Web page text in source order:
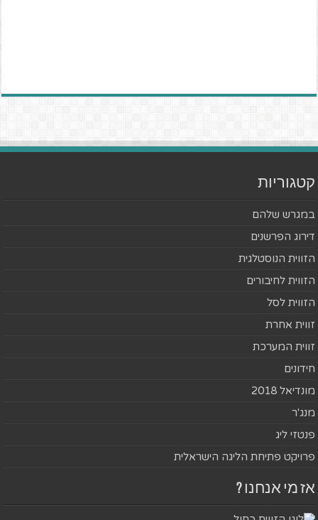
קטגוריות
במגרש שלהם
דירוג הפרשנים
הזווית הנוסטלגית
הזווית לחיבורים
הזווית לסל
זווית אחרת
זווית המערכת
חידונים
מונדיאל 2018
מנג'ר
פנטזי ליג
פרויקט פתיחת הליגה הישראלית
אז מי אנחנו ?